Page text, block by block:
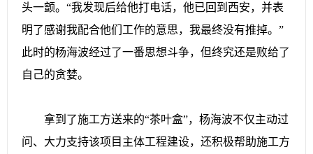
头一颤。“我发现后给他打电话，他已回到西安，并表
明了感谢我配合他们工作的意思，我最终没有推掉。”
此时的杨海波经过了一番思想斗争，但终究还是败给了
自己的贪婪。
拿到了施工方送来的“茶叶盒”，杨海波不仅主动过
问、大力支持该项目主体工程建设，还积极帮助施工方